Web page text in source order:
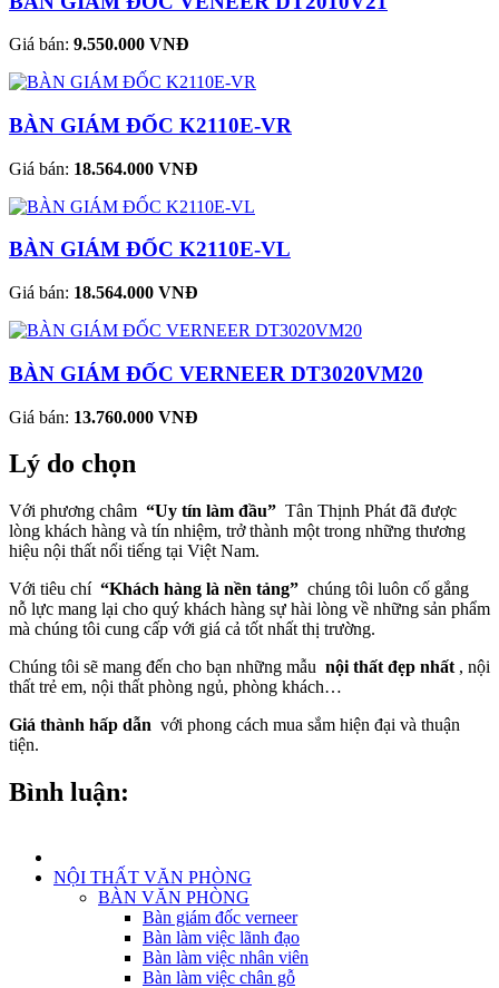
Giá bán: 9.550.000 VNĐ
BÀN GIÁM ĐỐC K2110E-VR
Giá bán: 18.564.000 VNĐ
BÀN GIÁM ĐỐC K2110E-VL
Giá bán: 18.564.000 VNĐ
BÀN GIÁM ĐỐC VERNEER DT3020VM20
Giá bán: 13.760.000 VNĐ
Lý do chọn
Với phương châm “Uy tín làm đầu” Tân Thịnh Phát đã được
lòng khách hàng và tín nhiệm, trở thành một trong những thương
hiệu nội thất nổi tiếng tại Việt Nam.
Với tiêu chí “Khách hàng là nền tảng” chúng tôi luôn cố gắng
nỗ lực mang lại cho quý khách hàng sự hài lòng về những sản phẩm
mà chúng tôi cung cấp với giá cả tốt nhất thị trường.
Chúng tôi sẽ mang đến cho bạn những mẫu nội thất đẹp nhất , nội
thất trẻ em, nội thất phòng ngủ, phòng khách…
Giá thành hấp dẫn với phong cách mua sắm hiện đại và thuận
tiện.
Bình luận:
NỘI THẤT VĂN PHÒNG
BÀN VĂN PHÒNG
Bàn giám đốc verneer
Bàn làm việc lãnh đạo
Bàn làm việc nhân viên
Bàn làm việc chân gỗ